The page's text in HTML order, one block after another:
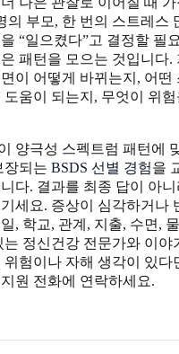
의 부모, 한 번의 스트레스
“일으켰다”고 결정할 필
패턴을 모으는 것입니다.
이 어떻게 바뀌는지, 어떤
도움이 되는지, 무엇이 위
양극성 스펙트럼 패턴에
장되는 BSDS 선별 경험을
다. 결과를 최종 답이 아
세요. 증상이 심각하거나
, 학교, 관계, 지출, 수면,
는 정신건강 전문가와 이야
위험이나 자해 생각이 있다
원 전화에 연락하세요.